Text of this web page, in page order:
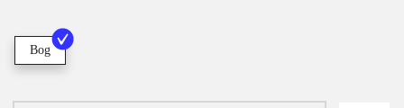
Bog